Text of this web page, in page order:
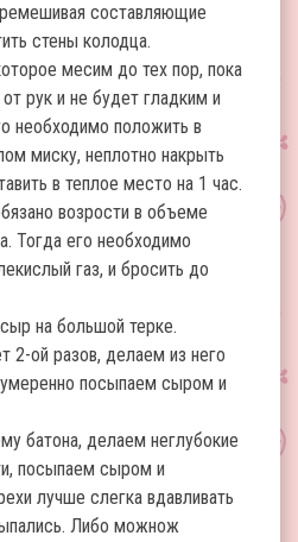
составляющие
стены колодца.
месим до тех пор, пока
рук и не будет гладким и
необходимо положить в
миску, неплотно накрыть
в теплое место на 1 час.
возрости в объеме
Тогда его необходимо
газ, и бросить до
на большой терке.
2-ой разов, делаем из него
посыпаем сыром и
батона, делаем неглубокие
посыпаем сыром и
лучше слегка вдавливать
Либо можнож